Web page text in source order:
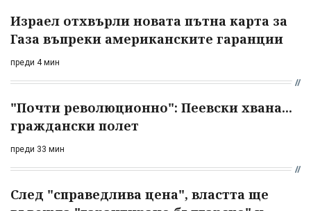
Израел отхвърли новата пътна карта за
Газа въпреки американските гаранции
преди 4 мин
"Почти революционно": Пеевски хвана...
граждански полет
преди 33 мин
След "справедлива цена", властта ще